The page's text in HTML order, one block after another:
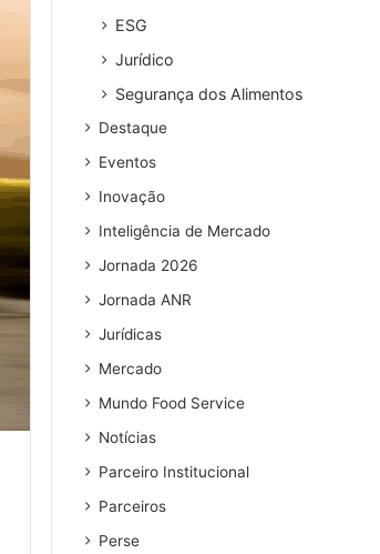
ESG
Jurídico
Segurança dos Alimentos
Destaque
Eventos
Inovação
Inteligência de Mercado
Jornada 2026
Jornada ANR
Jurídicas
Mercado
Mundo Food Service
Notícias
Parceiro Institucional
Parceiros
Perse